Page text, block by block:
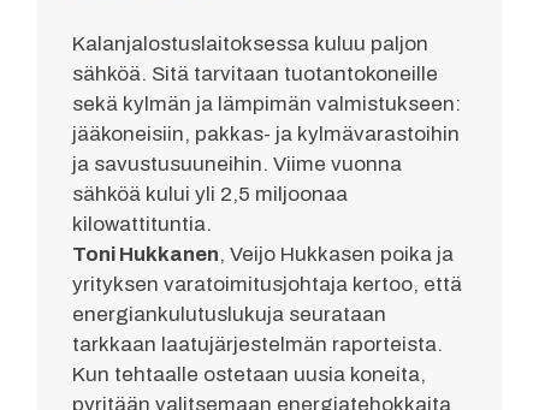
Kalanjalostuslaitoksessa kuluu paljon
sähköä. Sitä tarvitaan tuotantokoneille
sekä kylmän ja lämpimän valmistukseen:
jääkoneisiin, pakkas- ja kylmävarastoihin
ja savustusuuneihin. Viime vuonna
sähköä kului yli 2,5 miljoonaa
kilowattituntia.
Toni Hukkanen, Veijo Hukkasen poika ja
yrityksen varatoimitusjohtaja kertoo, että
energiankulutuslukuja seurataan
tarkkaan laatujärjestelmän raporteista.
Kun tehtaalle ostetaan uusia koneita,
pyritään valitsemaan energiatehokkaita